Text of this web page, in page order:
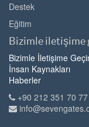
Destek
Eğitim
Bizimle iletişime
Bizimle İletişime
İnsan Kaynakları
Haberler
+90 212 351 70 77